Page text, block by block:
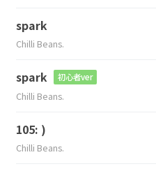
spark
Chilli Beans.
spark 初心者ver
Chilli Beans.
105: )
Chilli Beans.